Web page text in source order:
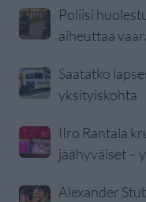
Poliisi
aiheuttaa
Saatatko
yksityiskohta
IIro Rantala
jäähyväiset –
Alexander